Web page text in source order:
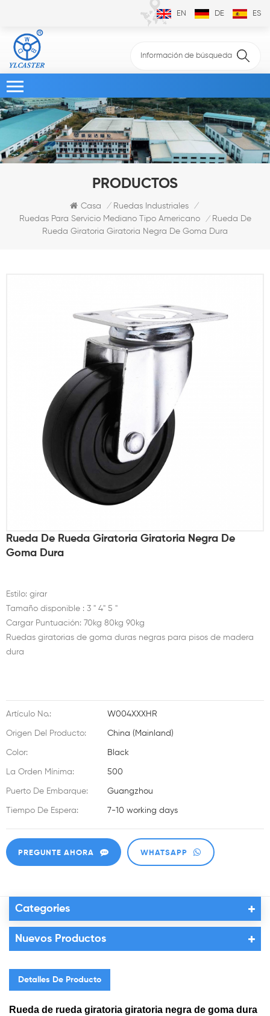
EN DE ES
PRODUCTOS
Casa / Ruedas Industriales /
Ruedas Para Servicio Mediano Tipo Americano /
Rueda De
Rueda Giratoria Giratoria Negra De Goma Dura
Rueda De Rueda Giratoria Giratoria Negra De
Goma Dura
Estilo: girar
Tamaño disponible : 3 " 4" 5 "
Cargar Puntuación: 70kg 80kg 90kg
Ruedas giratorias de goma duras negras para pisos de madera
dura
Artículo No.: W004XXXHR
Origen Del Producto: China (Mainland)
Color: Black
La Orden Mínima: 500
Puerto De Embarque: Guangzhou
Tiempo De Espera: 7-10 working days
PREGUNTE AHORA WHATSAPP
Categories
Nuevos Productos
Detalles De Producto
Rueda de rueda giratoria giratoria negra de goma dura